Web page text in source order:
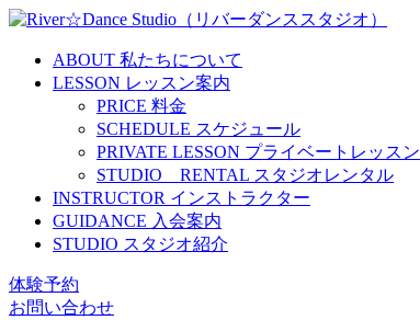
ABOUT 私たちについて
LESSON レッスン案内
PRICE 料金
SCHEDULE スケジュール
PRIVATE LESSON プライベートレッスン
STUDIO RENTAL スタジオレンタル
INSTRUCTOR インストラクター
GUIDANCE 入会案内
STUDIO スタジオ紹介
体験予約
お問い合わせ